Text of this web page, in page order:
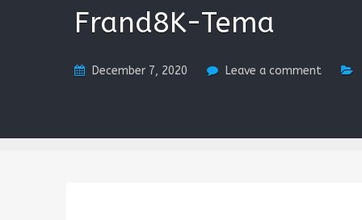
Frand8K-Tema
December 7, 2020 Leave a comment